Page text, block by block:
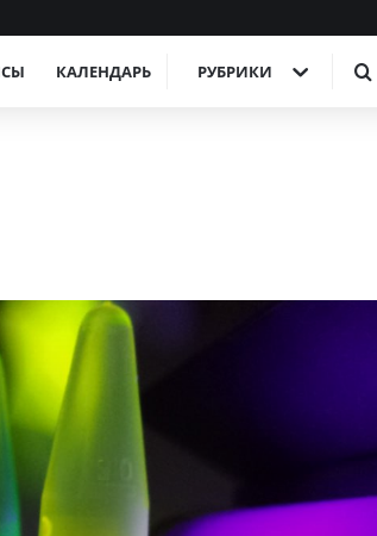
КАЛЕНДАРЬ РУБРИКИ